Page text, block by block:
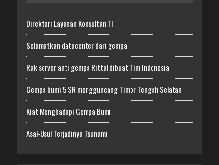
Direktori Layanan Konsultan TI
Selamatkan datacenter dari gempa
Rak server anti gempa Rittal dibuat Tim Indonesia
Gempa bumi 5 SR mengguncang Timor Tengah Selatan
Kiat Menghadapi Gempa Bumi
Asal-Usul Terjadinya Tsunami